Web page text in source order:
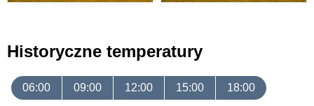
Historyczne temperatury
06:00 09:00 12:00 15:00 18:00